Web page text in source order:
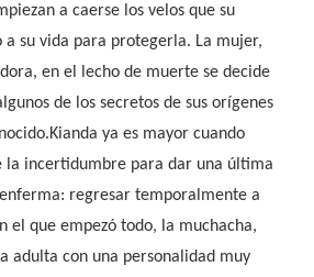
a caerse los velos que su
a su vida para protegerla. La mujer,
en el lecho de muerte se decide
de los secretos de sus orígenes
Kianda ya es mayor cuando
la incertidumbre para dar una última
regresar temporalmente a
el que empezó todo, la muchacha,
adulta con una personalidad muy